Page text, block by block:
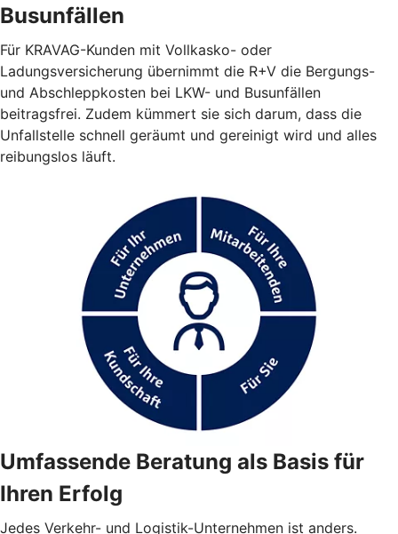
Busunfällen
Für KRAVAG-Kunden mit Vollkasko- oder
Ladungsversicherung übernimmt die R+V die Bergungs-
und Abschleppkosten bei LKW- und Busunfällen
beitragsfrei. Zudem kümmert sie sich darum, dass die
Unfallstelle schnell geräumt und gereinigt wird und alles
reibungslos läuft.
Umfassende Beratung als Basis für
Ihren Erfolg
Jedes Verkehr- und Logistik-Unternehmen ist anders.